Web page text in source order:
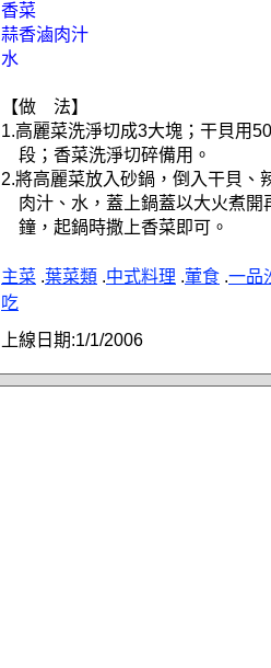
香菜
蒜香滷肉汁
水
【做 法】
1.高麗菜洗淨切成3大塊；干貝用
段；香菜洗淨切碎備用。
2.將高麗菜放入砂鍋，倒入干貝、
肉汁、水，蓋上鍋蓋以大火煮開
鐘，起鍋時撒上香菜即可。
主菜 .葉菜類 .中式料理 .葷食 .一品
吃
上線日期:1/1/2006